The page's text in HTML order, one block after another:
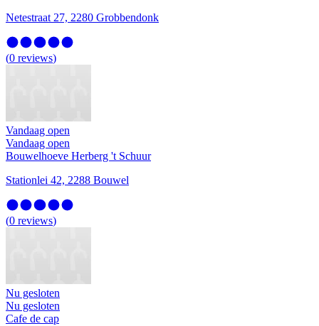
Netestraat 27, 2280 Grobbendonk
(0 reviews)
Vandaag open
Vandaag open
Bouwelhoeve Herberg 't Schuur
Stationlei 42, 2288 Bouwel
(0 reviews)
Nu gesloten
Nu gesloten
Cafe de cap